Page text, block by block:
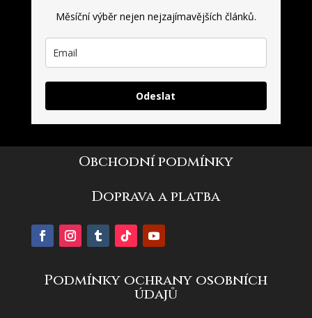
Měsíční výběr nejen nejzajímavějších článků.
Odeslat
Obchodní podmínky
Doprava a platba
Podmínky ochrany osobních
údajů